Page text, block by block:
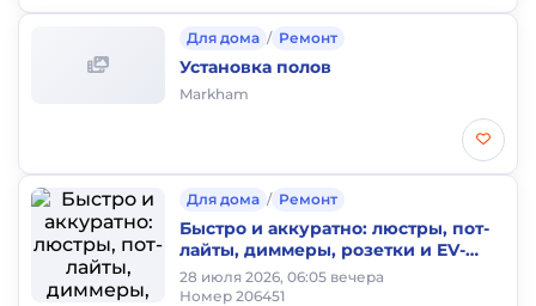
Для дома / Ремонт
Установка полов
Markham
Для дома / Ремонт
Быстро и аккуратно: люстры, пот-
лайты, диммеры, розетки и EV-
зарядки 🔌
28 июля 2026, 06:05 вечера
Номер 206451